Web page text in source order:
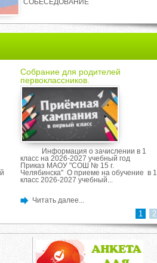
СОБЕСЕДОВАНИЕ
Собрание для родителей
первоклассников.
Информация о зачислении в 1
класс на 2026-2027 учебный год
Приказ МАОУ "СОШ № 15 г.
Челябинска" О приеме на обучение в 1
класс 2026-2027 учебный...
Читать далее...
1 2